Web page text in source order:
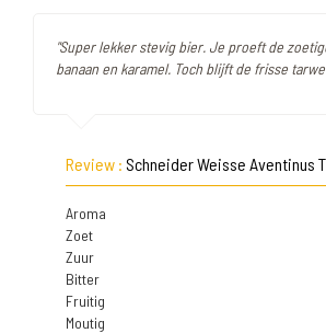
"Super lekker stevig bier. Je proeft de
banaan en karamel. Toch blijft de frisse
Review : Schneider Weisse Aventinus
Aroma
Zoet
Zuur
Bitter
Fruitig
Moutig